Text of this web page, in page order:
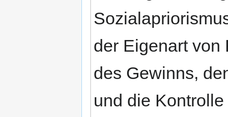
der Eigenart von
des Gewinns,
und die